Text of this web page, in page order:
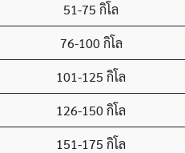
51-75 กิโล
76-100 กิโล
101-125 กิโล
126-150 กิโล
151-175 กิโล